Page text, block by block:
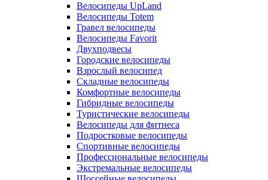
Велосипеды UpLand
Велосипеды Totem
Гравел велосипеды
Велосипеды Favorit
Двухподвесы
Городские велосипеды
Взрослый велосипед
Складные велосипеды
Комфортные велосипеды
Гибридные велосипеды
Туристические велосипеды
Велосипеды для фитнеса
Подростковые велосипеды
Спортивные велосипеды
Профессиональные велосипеды
Экстремальные велосипеды